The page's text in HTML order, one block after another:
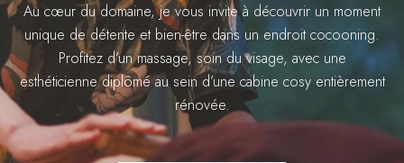
Au cœur du domaine, je vous invite à découvrir un moment
unique de détente et bien-être dans un endroit cocooning.
Profitez d’un massage, soin du visage, avec une
esthéticienne diplômé au sein d’une cabine cosy entièrement
rénovée.